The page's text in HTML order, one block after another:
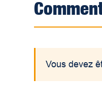
Vous devez